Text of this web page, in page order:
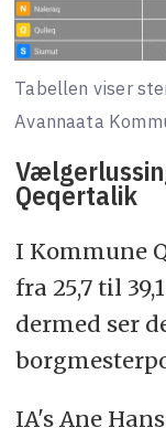
Tabellen viser
Avannaata
Qeqertalik
I Kommune
fra 25,7 til
dermed ser
IA's Ane